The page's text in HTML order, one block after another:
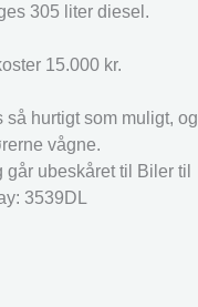
305 liter diesel.
15.000 kr.
hurtigt som muligt, og
vågne.
ubeskåret til Biler til
3539DL